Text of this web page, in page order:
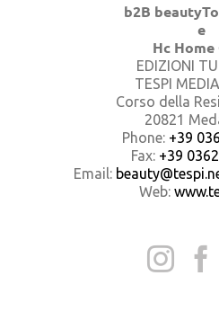
b2B
e
Hc Home
EDIZIONI
TESPI
Corso della
20821
Phone: +39
Fax: +39
Email:
Web: